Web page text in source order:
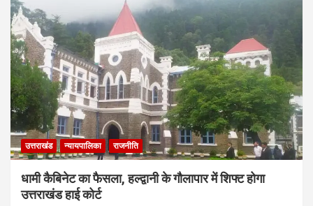
उत्तराखंड न्यायपालिका राजनीति
धामी कैबिनेट का फैसला, हल्द्वानी के गौलापार में शिफ्ट होगा
उत्तराखंड हाई कोर्ट